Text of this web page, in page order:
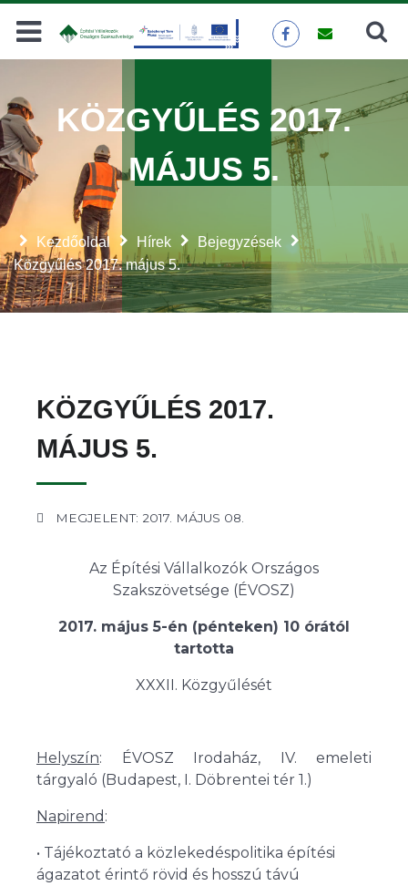
Keresés
Kezdőoldal Hírek
Bejegyzések
Közgyűlés 2017. május 5.
KÖZGYŰLÉS 2017.
MÁJUS 5.
KÖZGYŰLÉS 2017.
MÁJUS 5.
MEGJELENT: 2017. MÁJUS 08.
Az Építési Vállalkozók Országos
Szakszövetsége (ÉVOSZ)
2017. május 5-én (pénteken) 10 órától
tartotta
XXXII. Közgyűlését
Helyszín: ÉVOSZ Irodaház, IV. emeleti
tárgyaló (Budapest, I. Döbrentei tér 1.)
Napirend :
• Tájékoztató a közlekedéspolitika építési
ágazatot érintő rövid és hosszú távú